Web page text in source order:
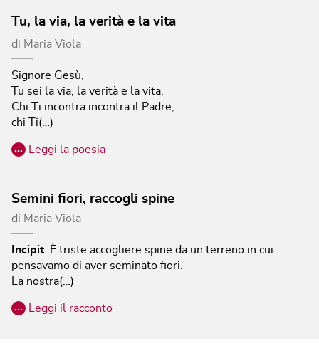
Tu, la via, la verità e la vita
di Maria Viola
Signore Gesù,
Tu sei la via, la verità e la vita.
Chi Ti incontra incontra il Padre,
chi Ti(…)
… Leggi la poesia
Semini fiori, raccogli spine
di Maria Viola
Incipit: È triste accogliere spine da un terreno in cui
pensavamo di aver seminato fiori.
La nostra(…)
… Leggi il racconto